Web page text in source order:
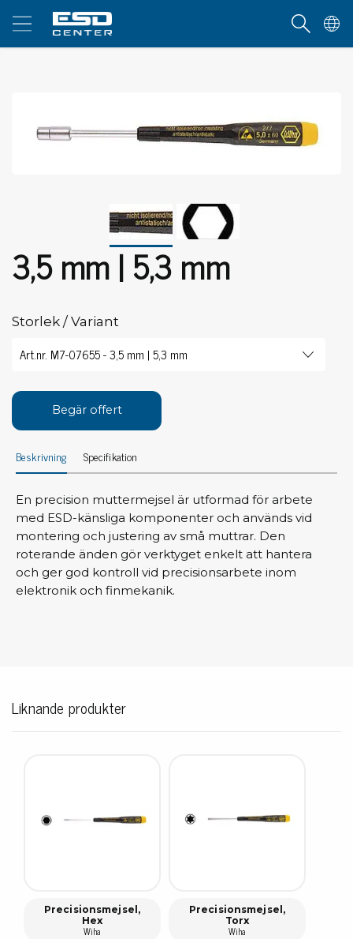
3,5 mm | 5,3 mm
Storlek / Variant
Begär offert
Beskrivning Specifikation
En precision muttermejsel är utformad för arbete
med ESD-känsliga komponenter och används vid
montering och justering av små muttrar. Den
roterande änden gör verktyget enkelt att hantera
och ger god kontroll vid precisionsarbete inom
elektronik och finmekanik.
Liknande produkter
Precisionsmejsel,
Hex
Wiha
Precisionsmejsel,
Torx
Wiha